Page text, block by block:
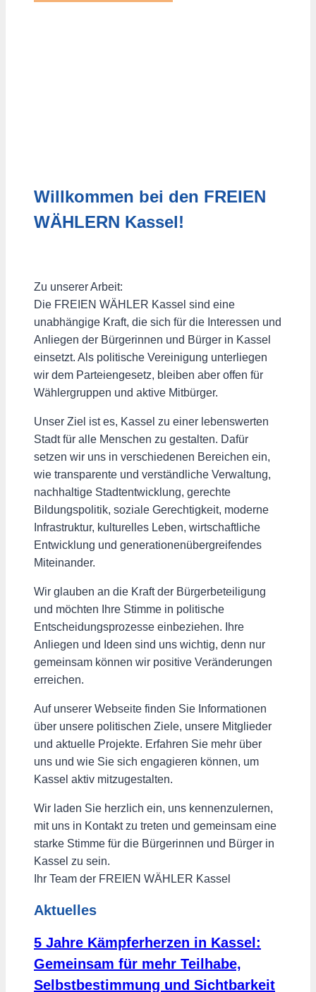
Willkommen bei den FREIEN
WÄHLERN Kassel!
Zu unserer Arbeit:
Die FREIEN WÄHLER Kassel sind eine
unabhängige Kraft, die sich für die Interessen und
Anliegen der Bürgerinnen und Bürger in Kassel
einsetzt. Als politische Vereinigung unterliegen
wir dem Parteiengesetz, bleiben aber offen für
Wählergruppen und aktive Mitbürger.
Unser Ziel ist es, Kassel zu einer lebenswerten
Stadt für alle Menschen zu gestalten. Dafür
setzen wir uns in verschiedenen Bereichen ein,
wie transparente und verständliche Verwaltung,
nachhaltige Stadtentwicklung, gerechte
Bildungspolitik, soziale Gerechtigkeit, moderne
Infrastruktur, kulturelles Leben, wirtschaftliche
Entwicklung und generationenübergreifendes
Miteinander.
Wir glauben an die Kraft der Bürgerbeteiligung
und möchten Ihre Stimme in politische
Entscheidungsprozesse einbeziehen. Ihre
Anliegen und Ideen sind uns wichtig, denn nur
gemeinsam können wir positive Veränderungen
erreichen.
Auf unserer Webseite finden Sie Informationen
über unsere politischen Ziele, unsere Mitglieder
und aktuelle Projekte. Erfahren Sie mehr über
uns und wie Sie sich engagieren können, um
Kassel aktiv mitzugestalten.
Wir laden Sie herzlich ein, uns kennenzulernen,
mit uns in Kontakt zu treten und gemeinsam eine
starke Stimme für die Bürgerinnen und Bürger in
Kassel zu sein.
Ihr Team der FREIEN WÄHLER Kassel
Aktuelles
5 Jahre Kämpferherzen in Kassel:
Gemeinsam für mehr Teilhabe,
Selbstbestimmung und Sichtbarkeit